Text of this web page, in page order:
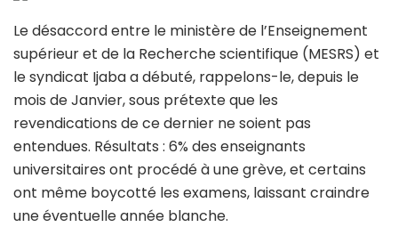
Le désaccord entre le ministère de l’Enseignement
supérieur et de la Recherche scientifique (MESRS) et
le syndicat Ijaba a débuté, rappelons-le, depuis le
mois de Janvier, sous prétexte que les
revendications de ce dernier ne soient pas
entendues. Résultats : 6% des enseignants
universitaires ont procédé à une grève, et certains
ont même boycotté les examens, laissant craindre
une éventuelle année blanche.